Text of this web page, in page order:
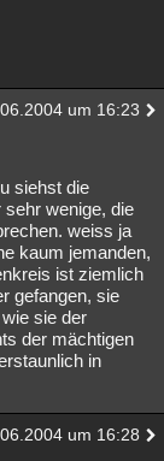
um 16:23
siehst die
wenige, die
weiss ja
kaum jemanden,
ist ziemlich
gefangen, sie
sie der
der mächtigen
in
um 16:28